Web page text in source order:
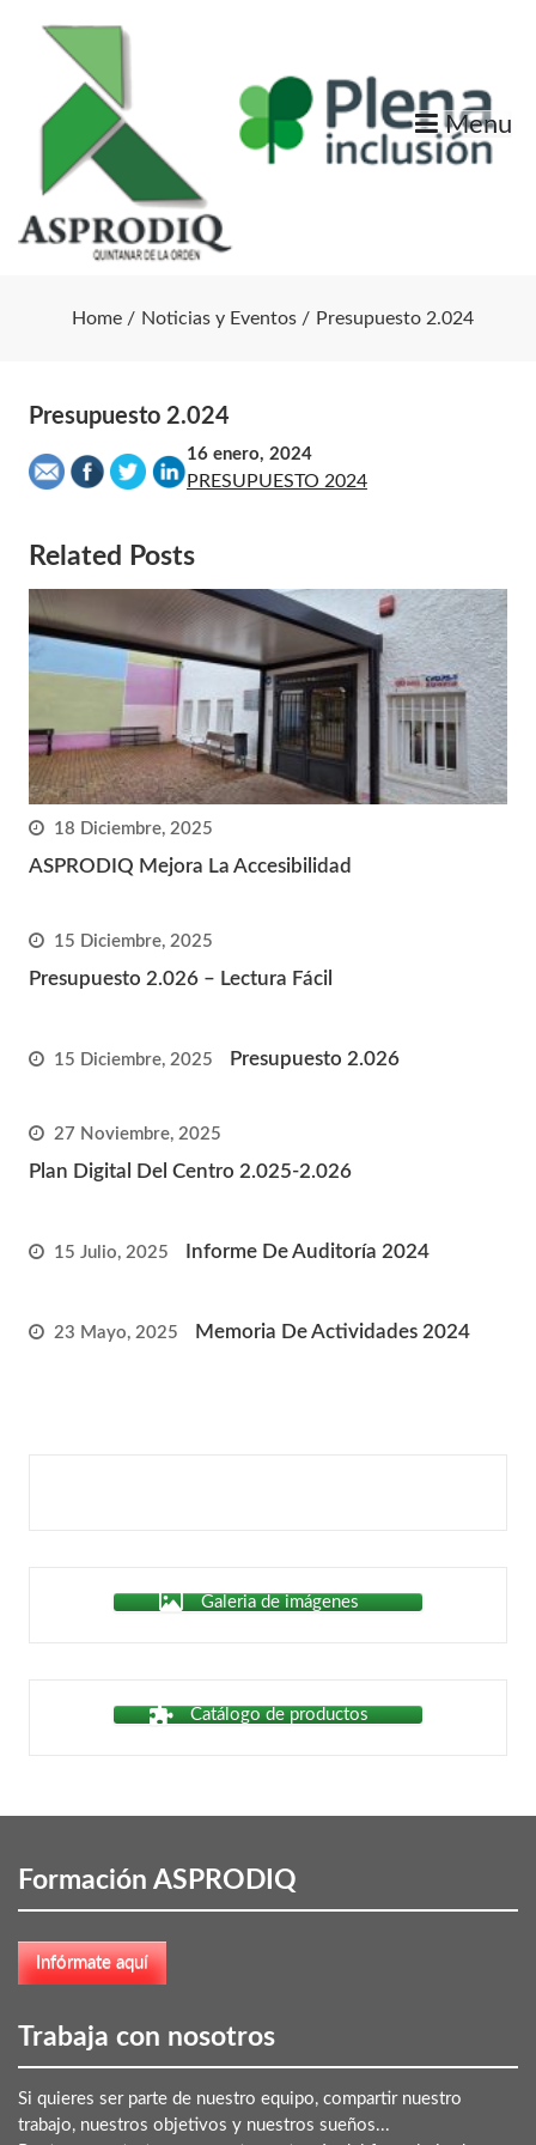
Menu
Home Noticias y Eventos Presupuesto 2.024
Presupuesto 2.024
16 enero, 2024
PRESUPUESTO 2024
Related Posts
18 Diciembre, 2025
ASPRODIQ Mejora La Accesibilidad
15 Diciembre, 2025
Presupuesto 2.026 – Lectura Fácil
15 Diciembre, 2025 Presupuesto 2.026
27 Noviembre, 2025
Plan Digital Del Centro 2.025-2.026
15 Julio, 2025 Informe De Auditoría 2024
23 Mayo, 2025 Memoria De Actividades 2024
Galeria de imágenes
Catálogo de productos
Formación ASPRODIQ
Trabaja con nosotros
Si quieres ser parte de nuestro equipo, compartir nuestro
trabajo, nuestros objetivos y nuestros sueños...